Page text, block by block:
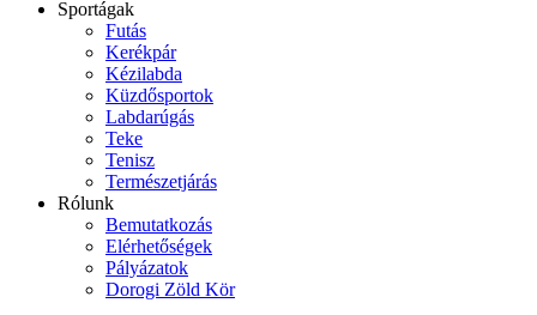
Sportágak
Futás
Kerékpár
Kézilabda
Küzdősportok
Labdarúgás
Teke
Tenisz
Természetjárás
Rólunk
Bemutatkozás
Elérhetőségek
Pályázatok
Dorogi Zöld Kör